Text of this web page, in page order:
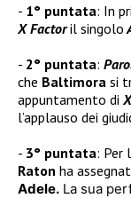
1° puntata: In
X Factoril singolo
2° puntata:
che Baltimora si
appuntamento di
l’applauso dei
3° puntata: Per
Raton ha
Adele. La sua